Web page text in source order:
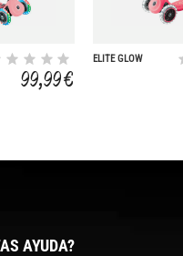
99,99 €
ELITE GLOW
AYUDA?